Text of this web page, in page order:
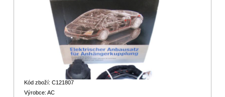
Kód zboží: C121807
Výrobce: AC